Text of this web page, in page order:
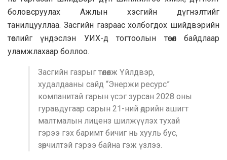
боловсруулах Ажлын хэсгийн дүгнэлтийг
танилцууллаа. Засгийн газраас холбогдох шийдвэрийн
төслийг үндэслэн УИХ-д тогтоолын төсөл байдлаар
уламжлахаар боллоо.
Засгийн газрыг төлөөлж Үйлдвэр,
худалдааны сайд “Энержи ресурс”
компанитай гарын үсэг зурсан 2028 оны
гуравдугаар сарын 21-ний өдрийн ашигт
малтмалын лиценз шилжүүлэх тухай
гэрээ гэх баримт бичиг нь хууль бус,
зөрчилтэй гэрээ байна гэж үзлээ.